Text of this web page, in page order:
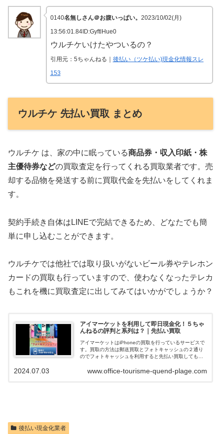
0140名無しさん＠お腹いっぱい。 2023/10/02(月)
13:56:01.84ID:GyftlHue0
ウルチケいけたやついるの？
引用元：5ちゃんねる｜ 後払い（ツケ払い)現金化情報スレ
153
ウルチケ 先払い買取 まとめ
ウルチケ は、家の中に眠っている商品券・収入印紙・株
主優待券などの買取査定を行ってくれる買取業者です。売
却する品物を発送する前に買取代金を先払いをしてくれま
す。
契約手続き自体はLINEで完結できるため、どなたでも簡
単に申し込むことができます。
ウルチケでは他社では取り扱いがないビール券やテレホン
カードの買取も行っていますので、使わなくなったテレカ
もこれを機に買取査定に出してみてはいかがでしょうか？
アイマーケットを利用して即日現金化！５ちゃ
んねるの評判と系列は？｜先払い買取
アイマーケットはiPhoneの買取を行っているサービスで
す。買取の方法は郵送買取とフォトキャッシュの２通り
のでフォトキャッシュを利用すると先払い買取してもら
ると、在籍確認も無く申込みの審査落...
www.office-tourisme-quend-plage.com
2024.07.03
後払い現金化業者